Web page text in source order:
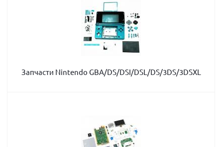
Запчасти Nintendo GBA/DS/DSI/DSL/DS/3DS/3DSXL